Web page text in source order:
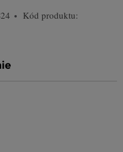
Kód produktu: